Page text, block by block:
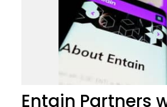
Entain Partners